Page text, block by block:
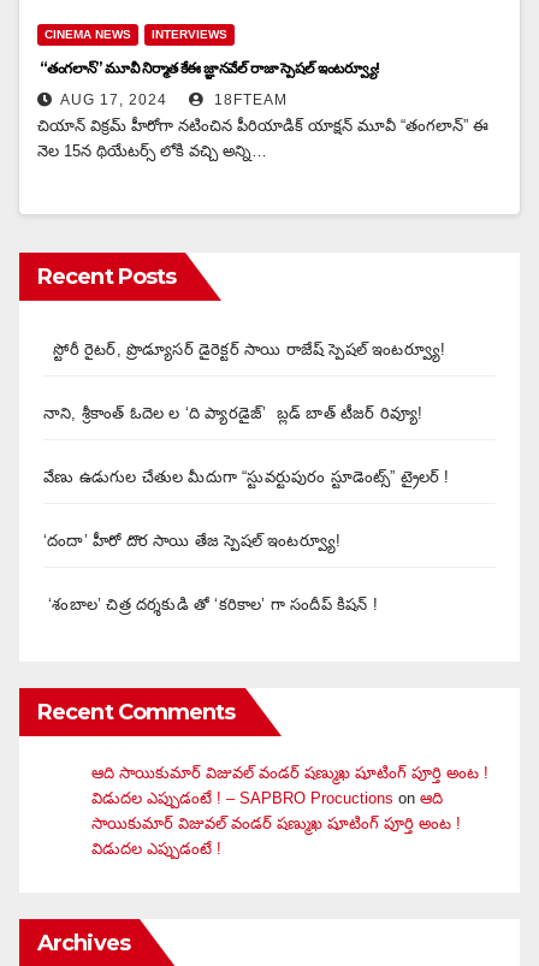
CINEMA NEWS INTERVIEWS
“తంగలాన్” మూవీ నిర్మాత కేఈ జ్ఞానవేల్ రాజా స్పెషల్ ఇంటర్వ్యూ!
AUG 17, 2024 18FTEAM
చియాన్ విక్రమ్ హీరోగా నటించిన పీరియాడిక్ యాక్షన్ మూవీ “తంగలాన్” ఈ
నెల 15న థియేటర్స్ లోకి వచ్చి అన్ని…
Recent Posts
స్టోరీ రైటర్, ప్రొడ్యూసర్ డైరెక్టర్ సాయి రాజేష్ స్పెషల్ ఇంటర్వ్యూ!
నాని, శ్రీకాంత్ ఓదెల ల ‘ది ప్యారడైజ్’ బ్లడ్ బాత్ టీజర్ రివ్యూ!
వేణు ఉడుగుల చేతుల మీదుగా “స్టువర్టుపురం స్టూడెంట్స్” ట్రైలర్ !
‘దందా’ హీరో దొర సాయి తేజ స్పెషల్ ఇంటర్వ్యూ!
‘శంబాల’ చిత్ర దర్శకుడి తో ‘కరికాల’ గా సందీప్ కిషన్ !
Recent Comments
ఆది సాయికుమార్ విజువ‌ల్ వండ‌ర్ ష‌ణ్ముఖ షూటింగ్ పూర్తి అంట !
విడుదల ఎప్పుడంటే ! – SAPBRO Procuctions on ఆది
సాయికుమార్ విజువ‌ల్ వండ‌ర్ ష‌ణ్ముఖ షూటింగ్ పూర్తి అంట !
విడుదల ఎప్పుడంటే !
Archives